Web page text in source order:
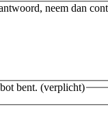
neem dan
bent. (verplicht)